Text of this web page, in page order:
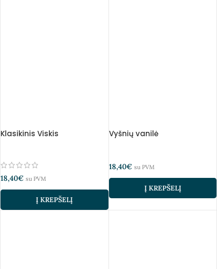
Klasikinis Viskis
18,40€ su PVM
Į KREPŠELĮ
Vyšnių vanilė
18,40€ su PVM
Į KREPŠELĮ